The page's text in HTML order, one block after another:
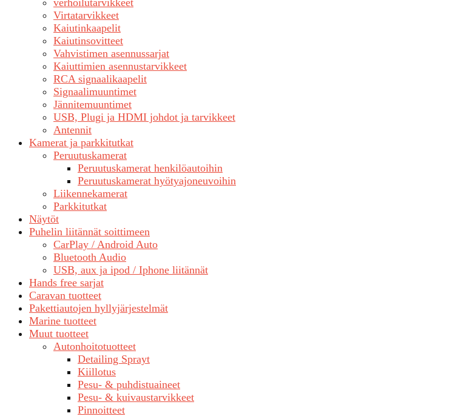
verhoilutarvikkeet
Virtatarvikkeet
Kaiutinkaapelit
Kaiutinsovitteet
Vahvistimen asennussarjat
Kaiuttimien asennustarvikkeet
RCA signaalikaapelit
Signaalimuuntimet
Jännitemuuntimet
USB, Plugi ja HDMI johdot ja tarvikkeet
Antennit
Kamerat ja parkkitutkat
Peruutuskamerat
Peruutuskamerat henkilöautoihin
Peruutuskamerat hyötyajoneuvoihin
Liikennekamerat
Parkkitutkat
Näytöt
Puhelin liitännät soittimeen
CarPlay / Android Auto
Bluetooth Audio
USB, aux ja ipod / Iphone liitännät
Hands free sarjat
Caravan tuotteet
Pakettiautojen hyllyjärjestelmät
Marine tuotteet
Muut tuotteet
Autonhoitotuotteet
Detailing Sprayt
Kiillotus
Pesu- & puhdistuaineet
Pesu- & kuivaustarvikkeet
Pinnoitteet